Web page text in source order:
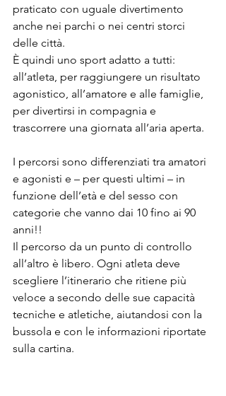
praticato con uguale divertimento
anche nei parchi o nei centri storci
delle città.
È quindi uno sport adatto a tutti:
all’atleta, per raggiungere un risultato
agonistico, all’amatore e alle famiglie,
per divertirsi in compagnia e
trascorrere una giornata all’aria aperta.
I percorsi sono differenziati tra amatori
e agonisti e – per questi ultimi – in
funzione dell’età e del sesso con
categorie che vanno dai 10 fino ai 90
anni!!
Il percorso da un punto di controllo
all’altro è libero. Ogni atleta deve
scegliere l’itinerario che ritiene più
veloce a secondo delle sue capacità
tecniche e atletiche, aiutandosi con la
bussola e con le informazioni riportate
sulla cartina.